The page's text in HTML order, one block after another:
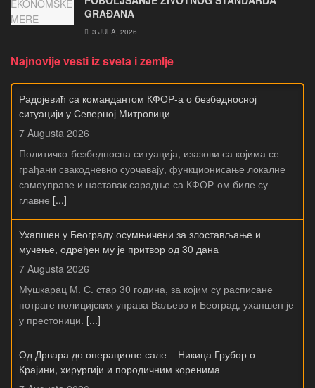
GRAĐANA
3 JULA, 2026
Najnovije vesti iz sveta i zemlje
ситуацији у Северној Митровици
7 Augusta 2026
Политичко-безбедносна ситуација, изазови са којима се
грађани свакодневно суочавају, функционисање локалне
самоуправе и наставак сарадње са КФОР-ом биле су
главне[...]
Ухапшен у Београду осумњичени за злостављање и
мучење, одређен му је притвор од 30 дана
7 Augusta 2026
Мушкарац М. С. стар 30 година, за којим су расписане
потраге полицијских управа Ваљево и Београд, ухапшен је
у престоници.[...]
Од Дрвара до операционе сале – Никица Грубор о
Крајини, хирургији и породичним коренима
7 Augusta 2026
Никица Грубор, хирург Клиничког центра Србије и